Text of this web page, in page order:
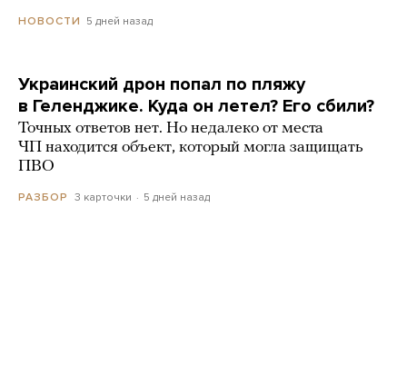
НОВОСТИ 5 дней назад
Украинский дрон попал по пляжу
в Геленджике. Куда он летел? Его сбили?
Точных ответов нет. Но недалеко от места
ЧП находится объект, который могла защищать
ПВО
РАЗБОР 3 карточки 5 дней назад